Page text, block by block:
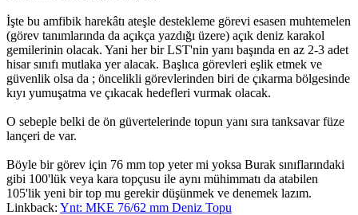
İşte bu amfibik harekâtı ateşle destekleme görevi esasen muhtemelen
(görev tanımlarında da açıkça yazdığı üzere) açık deniz karakol
gemilerinin olacak. Yani her bir LST'nin yanı başında en az 2-3 adet
hisar sınıfı mutlaka yer alacak. Başlıca görevleri eşlik etmek ve
güvenlik olsa da ; öncelikli görevlerinden biri de çıkarma bölgesinde
kıyı yumuşatma ve çıkacak hedefleri vurmak olacak.
O sebeple belki de ön güvertelerinde topun yanı sıra tanksavar füze
lançeri de var.
Böyle bir görev için 76 mm top yeter mi yoksa Burak sınıflarındaki
gibi 100'lük veya kara topçusu ile aynı mühimmatı da atabilen
105'lik yeni bir top mu gerekir düşünmek ve denemek lazım.
Linkback: Ynt: MKE 76/62 mm Deniz Topu